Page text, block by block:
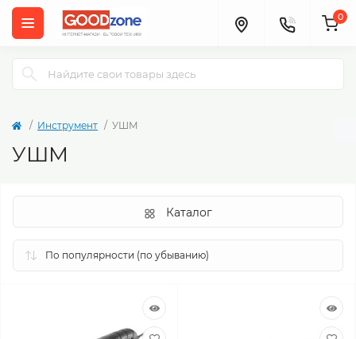
0
Инструмент УШМ
УШМ
Каталог